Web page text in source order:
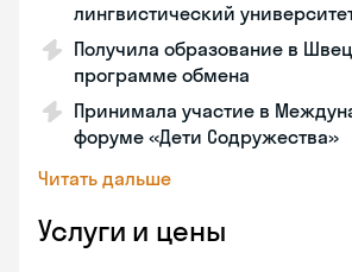
лингвистический
Получила образование в
программе обмена
Принимала участие в
форуме «Дети Содружества»
Читать дальше
Услуги и цены